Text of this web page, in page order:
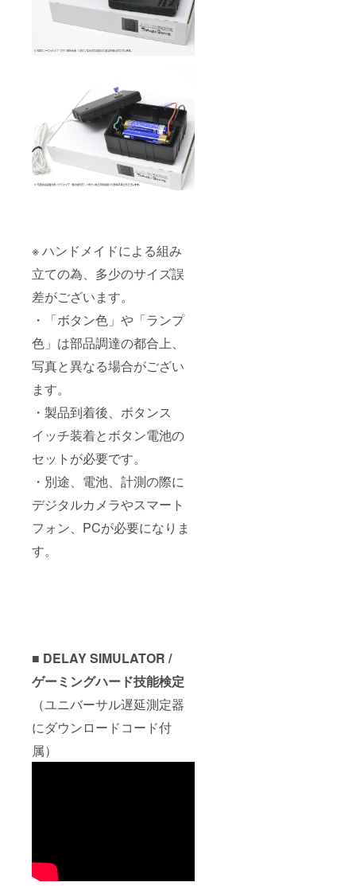
※ ハンドメイドによる組み
立ての為、多少のサイズ誤
差がございます。
・「ボタン色」や「ランプ
色」は部品調達の都合上、
写真と異なる場合がござい
ます。
・製品到着後、ボタンス
イッチ装着とボタン電池の
セットが必要です。
・別途、電池、計測の際に
デジタルカメラやスマート
フォン、PCが必要になりま
す。
■ DELAY SIMULATOR /
ゲーミングハード技能検定
（ユニバーサル遅延測定器
にダウンロードコード付
属）